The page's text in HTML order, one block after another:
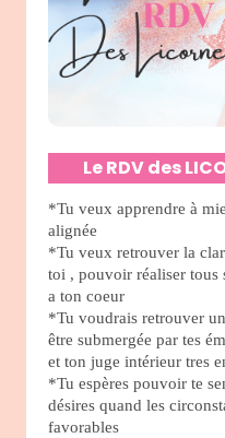
Le RDV des
*Tu veux apprendre à
alignée
*Tu veux retrouver la
toi , pouvoir réaliser tous
a ton coeur
*Tu voudrais retrouver
être submergée par tes
et ton juge intérieur tres
*Tu espères pouvoir te
désires quand les
favorables